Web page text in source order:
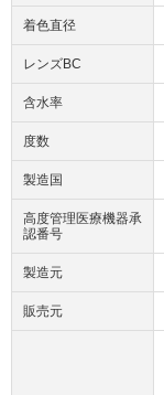
着色直径
レンズBC
含水率
度数
製造国
高度管理医療機器承
認番号
製造元
販売元